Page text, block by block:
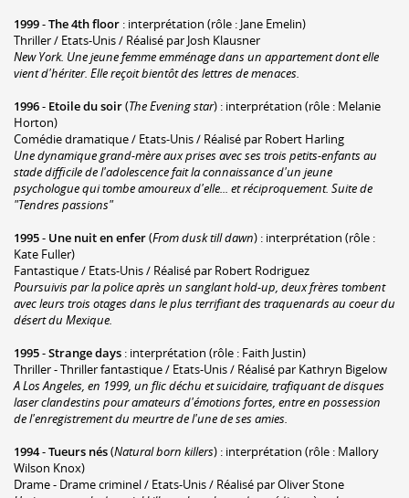
1999-The 4th floor : interprétation (rôle : Jane Emelin)
Thriller / Etats-Unis / Réalisé par Josh Klausner
New York. Une jeune femme emménage dans un appartement dont elle
vient d'hériter. Elle reçoit bientôt des lettres de menaces.
1996- Etoile du soir(The Evening star) : interprétation (rôle : Melanie
Horton)
Comédie dramatique / Etats-Unis / Réalisé par Robert Harling
Une dynamique grand-mère aux prises avec ses trois petits-enfants au
stade difficile de l'adolescence fait la connaissance d'un jeune
psychologue qui tombe amoureux d'elle... et réciproquement. Suite de
"Tendres passions"
1995- Une nuit en enfer(From dusk till dawn) : interprétation (rôle :
Kate Fuller)
Fantastique / Etats-Unis / Réalisé par Robert Rodriguez
Poursuivis par la police après un sanglant hold-up, deux frères tombent
avec leurs trois otages dans le plus terrifiant des traquenards au coeur du
désert du Mexique.
1995-Strange days : interprétation (rôle : Faith Justin)
Thriller - Thriller fantastique / Etats-Unis / Réalisé par Kathryn Bigelow
A Los Angeles, en 1999, un flic déchu et suicidaire, trafiquant de disques
laser clandestins pour amateurs d'émotions fortes, entre en possession
de l'enregistrement du meurtre de l'une de ses amies.
1994-Tueurs nés(Natural born killers) : interprétation (rôle : Mallory
Wilson Knox)
Drame - Drame criminel / Etats-Unis / Réalisé par Oliver Stone